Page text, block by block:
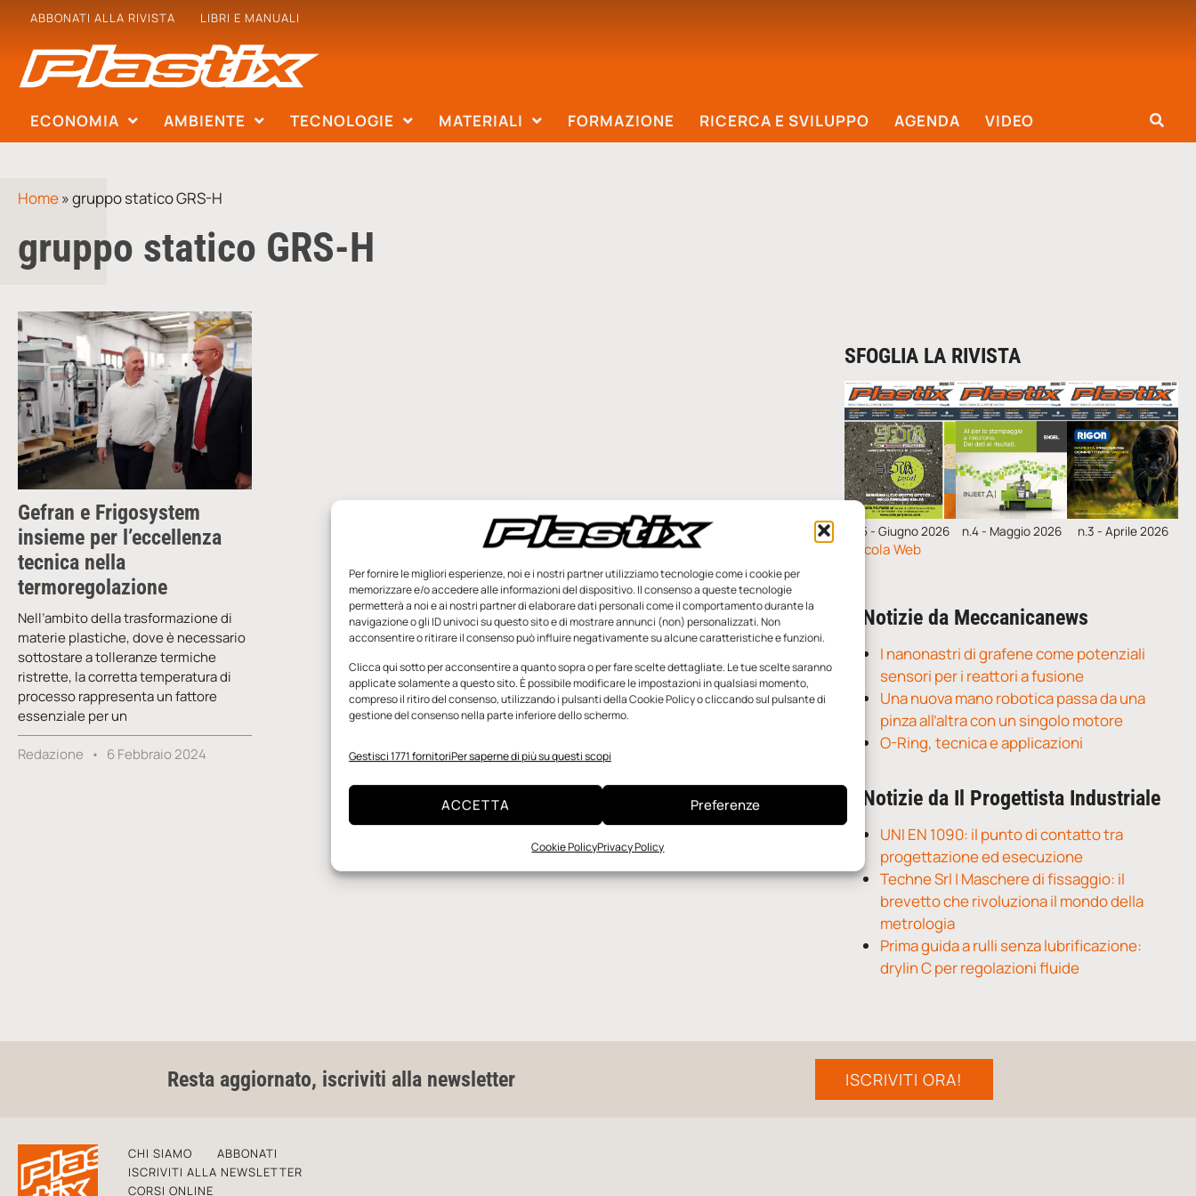
Per fornire le migliori esperienze, noi e i nostri partner utilizziamo tecnologie come i cookie per
memorizzare e/o accedere alle informazioni del dispositivo. Il consenso a queste tecnologie
permetterà a noi e ai nostri partner di elaborare dati personali come il comportamento durante la
navigazione o gli ID univoci su questo sito e di mostrare annunci (non) personalizzati. Non
acconsentire o ritirare il consenso può influire negativamente su alcune caratteristiche e funzioni.
Clicca qui sotto per acconsentire a quanto sopra o per fare scelte dettagliate. Le tue scelte saranno
applicate solamente a questo sito. È possibile modificare le impostazioni in qualsiasi momento,
compreso il ritiro del consenso, utilizzando i pulsanti della Cookie Policy o cliccando sul pulsante di
gestione del consenso nella parte inferiore dello schermo.
Gestisci 1771 fornitoriPer saperne di più su questi scopi
ACCETTA Preferenze
Cookie PolicyPrivacy Policy
ABBONATI ALLA RIVISTA LIBRI E MANUALI
ECONOMIA AMBIENTE TECNOLOGIE MATERIALI FORMAZIONE RICERCA E SVILUPPO AGENDA VIDEO
Home»gruppo statico GRS-H
gruppo statico GRS-H
Gefran e Frigosystem
insieme per l’eccellenza
tecnica nella
termoregolazione
Nell’ambito della trasformazione di
materie plastiche, dove è necessario
sottostare a tolleranze termiche
ristrette, la corretta temperatura di
processo rappresenta un fattore
essenziale per un
Redazione 6 Febbraio 2024
SFOGLIA LA RIVISTA
n.5 - Giugno 2026 n.4 - Maggio 2026 n.3 - Aprile 2026
Edicola Web
Notizie da Meccanicanews
I nanonastri di grafene come potenziali
sensori per i reattori a fusione
Una nuova mano robotica passa da una
pinza all’altra con un singolo motore
O-Ring, tecnica e applicazioni
Notizie da Il Progettista Industriale
UNI EN 1090: il punto di contatto tra
progettazione ed esecuzione
Techne Srl | Maschere di fissaggio: il
brevetto che rivoluziona il mondo della
metrologia
Prima guida a rulli senza lubrificazione:
drylin C per regolazioni fluide
Resta aggiornato, iscriviti alla newsletter ISCRIVITI ORA!
CHI SIAMO
ABBONATI
ISCRIVITI ALLA NEWSLETTER
CORSI ONLINE